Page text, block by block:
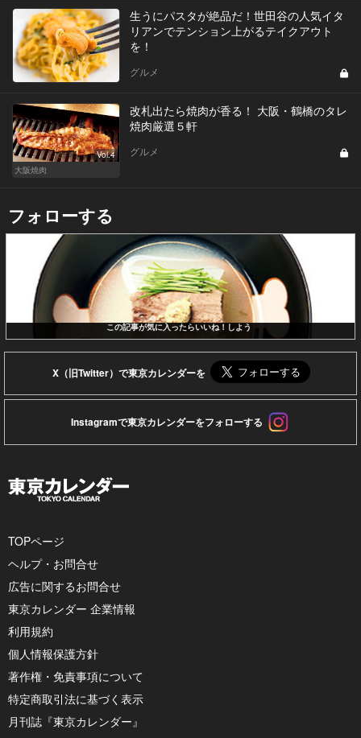
生うにパスタが絶品だ！世田谷の人気イタ
リアンでテンション上がるテイクアウト
を！
グルメ
Vol.4
大阪焼肉
改札出たら焼肉が香る！ 大阪・鶴橋のタレ
焼肉厳選５軒
グルメ
フォローする
この記事が気に入ったらいいね！しよう
X（旧Twitter）で東京カレンダーを
Instagramで東京カレンダーをフォローする
TOPページ
ヘルプ・お問合せ
広告に関するお問合せ
東京カレンダー 企業情報
利用規約
個人情報保護方針
著作権・免責事項について
特定商取引法に基づく表示
月刊誌『東京カレンダー』